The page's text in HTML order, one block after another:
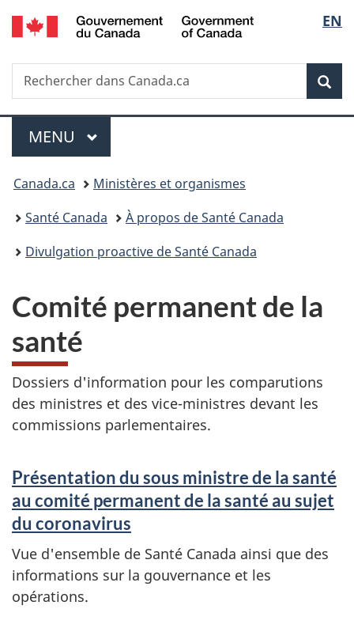
Passer
au
principal
Passer
à
Au
du
Passer
à
version
simplifiée
de
la
EN
Recherche
Rechercher
dans
Menu
MENU PRINCIPAL
Vous
êtes
ici :
Canada.ca
Ministères et organismes
Santé Canada
À propos de Santé Canada
Divulgation proactive de Santé Canada
Comité permanent de la
santé
Dossiers d'information pour les comparutions
des ministres et des vice-ministres devant les
commissions parlementaires.
Présentation du sous ministre de la santé
au comité permanent de la santé au sujet
du coronavirus
Vue d'ensemble de Santé Canada ainsi que des
informations sur la gouvernance et les
opérations.